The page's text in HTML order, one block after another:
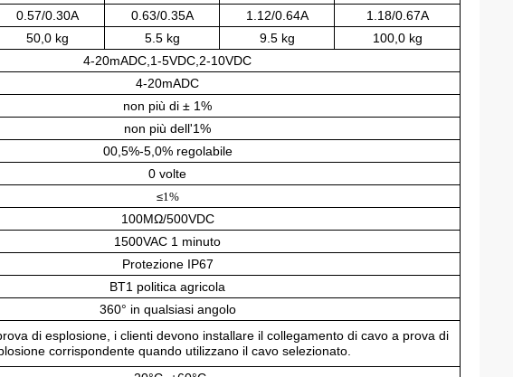
0.57/0.30A 0.63/0.35A 1.12/0.64A
1.18/0.67A
50,0 kg 5.5 kg 9.5 kg
100,0 kg
4-20mADC,1-5VDC,2-10VDC
4-20mADC
non più di ± 1%
non più dell'1%
00,5%-5,0% regolabile
0 volte
≤1%
100MΩ/500VDC
1500VAC 1 minuto
Protezione IP67
BT1 politica agricola
360° in qualsiasi angolo
di esplosione, i clienti devono installare il collegamento di cavo a prova di
corrispondente quando utilizzano il cavo selezionato.